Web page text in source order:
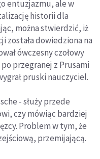
entuzjazmu, ale w
historii dla
można stwierdzić, iż
została dowiedziona na
ówczesny czołowy
przegranej z Prusami
pruski nauczyciel.
- służy przede
czy mówiąc bardziej
Problem w tym, że
przemijającą.